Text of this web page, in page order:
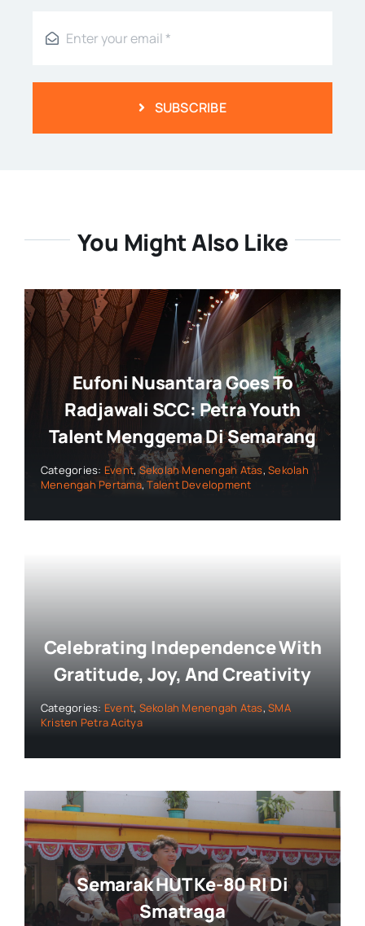
SUBSCRIBE
You Might Also Like
Eufoni Nusantara Goes To
Radjawali SCC: Petra Youth
Talent Menggema Di Semarang
Categories: Event,Sekolah Menengah Atas,Sekolah
Menengah Pertama,Talent Development
Celebrating Independence With
Gratitude, Joy, And Creativity
Categories: Event, Sekolah Menengah Atas,SMA
Kristen Petra Acitya
Semarak HUT Ke-80 RI Di
Smatraga